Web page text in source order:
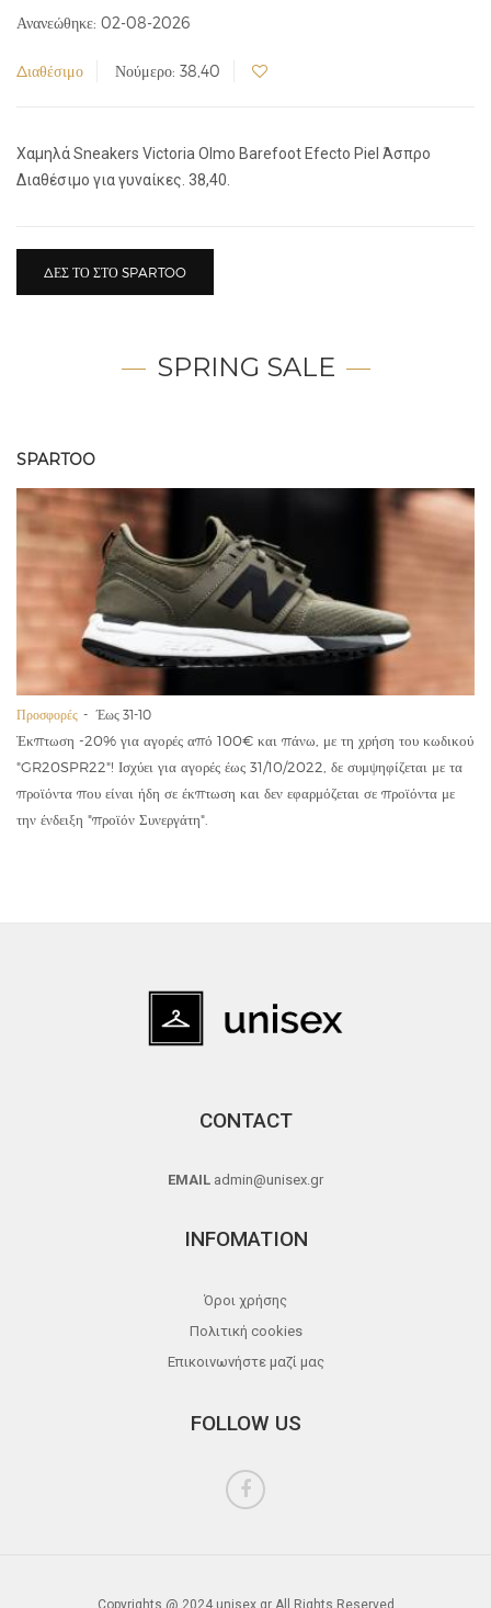
Ανανεώθηκε: 02-08-2026
Διαθέσιμο Νούμερο: 38,40
Xαμηλά Sneakers Victoria Olmo Barefoot Efecto Piel Άσπρο
Διαθέσιμο για γυναίκες. 38,40.
ΔΕΣ ΤΟ ΣΤΟ SPARTOO
SPRING SALE
SPARTOO
Προσφορές Έως 31-10
Έκπτωση -20% για αγορές από 100€ και πάνω, με τη χρήση του κωδικού
"GR20SPR22"! Ισχύει για αγορές έως 31/10/2022, δε συμψηφίζεται με τα
προϊόντα που είναι ήδη σε έκπτωση και δεν εφαρμόζεται σε προϊόντα με
την ένδειξη "προϊόν Συνεργάτη".
CONTACT
EMAIL admin@unisex.gr
INFOMATION
Όροι χρήσης
Πολιτική cookies
Επικοινωνήστε μαζί μας
FOLLOW US
Copyrights @ 2024 unisex.gr All Rights Reserved